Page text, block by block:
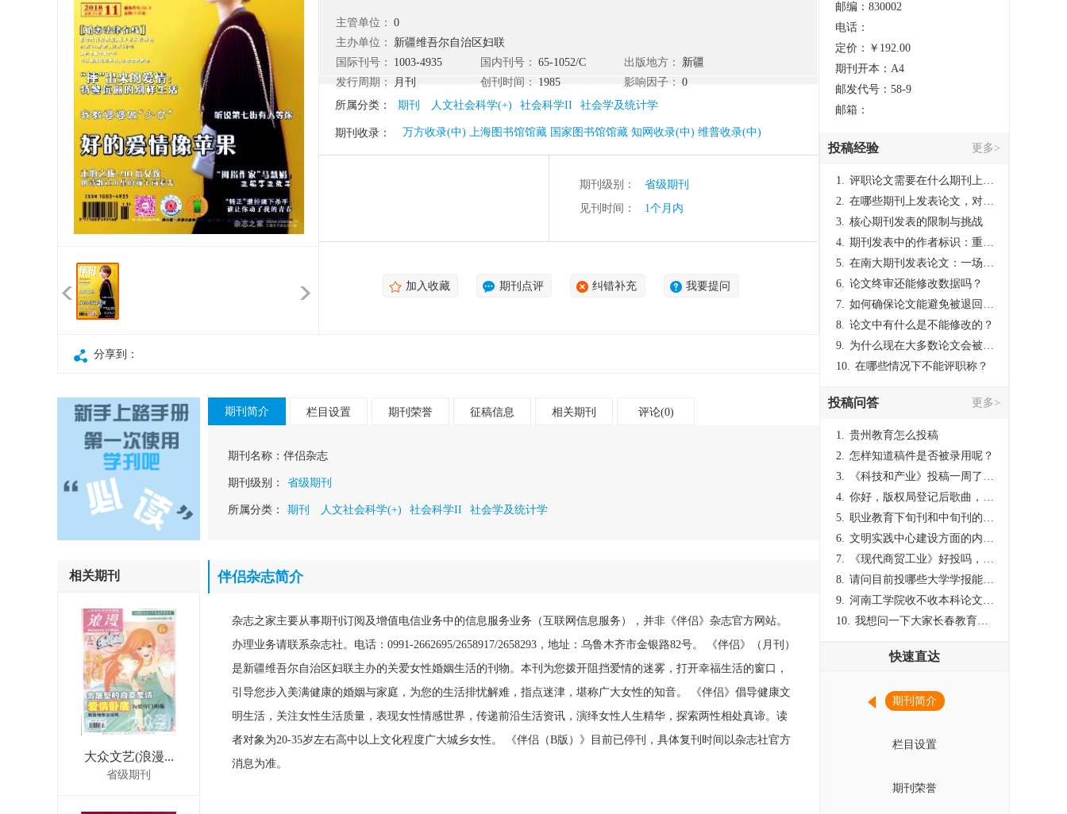
刊物。本刊为您拨开阻挡爱情的迷雾，打开幸福生活的窗口，引导您步入美满健康的婚姻与家
庭，为您的生活排忧解难，指点迷津，堪称广大女性的知音。 《伴侣》倡导健康文明生活，关
注女性生活质量，表现女性情感世界，传递前沿生活资讯，演绎女性人生精华，探索两性相处真
谛。读者对象为20-35岁左右高中以上文化程度广大城乡女性。 《伴侣（B版）》目前已停刊，
具体复刊时间以杂志社官方消息为准。
主管单位： 0
主办单位：
新疆维吾尔自治区妇联
国际刊号：
1003-4935 国内刊号： 65-1052/C 出版地方：
新疆
发行周期：
月刊 创刊时间： 1985 影响因子：
0
所属分类：
期刊 人文社会科学(+) 社会科学II 社会学及统计学
期刊收录： 万方收录(中) 上海图书馆馆藏 国家图书馆馆藏 知网收录(中) 维普收录(中)
期刊级别：
省级期刊
见刊时间：
1个月内
加入收藏 期刊点评 纠错补充 我要提问
分享到：
相关期刊
大众文艺(浪漫...
省级期刊
期刊简介 栏目设置 期刊荣誉 征稿信息 相关期刊 评论(0)
期刊名称： 伴侣杂志
期刊级别： 省级期刊
所属分类： 期刊 人文社会科学(+) 社会科学II 社会学及统计学
伴侣杂志简介
杂志之家主要从事期刊订阅及增值电信业务中的信息服务业务（互联网信息服务），并非《伴侣》杂志官方网站。
办理业务请联系杂志社。电话：0991-2662695/2658917/2658293，地址：乌鲁木齐市金银路82号。 《伴侣》（月刊）
是新疆维吾尔自治区妇联主办的关爱女性婚姻生活的刊物。本刊为您拨开阻挡爱情的迷雾，打开幸福生活的窗口，
引导您步入美满健康的婚姻与家庭，为您的生活排忧解难，指点迷津，堪称广大女性的知音。 《伴侣》倡导健康文
明生活，关注女性生活质量，表现女性情感世界，传递前沿生活资讯，演绎女性人生精华，探索两性相处真谛。读
者对象为20-35岁左右高中以上文化程度广大城乡女性。 《伴侣（B版）》目前已停刊，具体复刊时间以杂志社官方
消息为准。
邮编：830002
电话：
定价：￥192.00
期刊开本：A4
邮发代号：58-9
邮箱：
投稿经验 更多>
1. 评职论文需要在什么期刊上发表？
2. 在哪些期刊上发表论文，对考研有优势？
3. 核心期刊发表的限制与挑战
4. 期刊发表中的作者标识：重要性与实践
5. 在南大期刊发表论文：一场知识探索与学术成就的旅程
6. 论文终审还能修改数据吗？
7. 如何确保论文能避免被退回：关键条件与策略
8. 论文中有什么是不能修改的？
9. 为什么现在大多数论文会被评判为AI撰写？（深度剖析查重机制下的困境与出路）
10. 在哪些情况下不能评职称？
投稿问答 更多>
1. 贵州教育怎么投稿
2. 怎样知道稿件是否被录用呢？
3.
《科技和产业》投稿一周了仍是“已发回执”状态，这是什么意思？什么时候外审？
4. 你好，版权局登记后歌曲，这里能否发表
5. 职业教育下旬刊和中旬刊的国内刊号一样，他们有什么区别，两本刊物都是真的吗？
6. 文明实践中心建设方面的内容适合那种期刊
7.
《现代商贸工业》好投吗，版面费多少？
8. 请问目前投哪些大学学报能较快出刊啊
9. 河南工学院收不收本科论文呀？
10. 我想问一下大家长春教育学院学报是本科学报吗？
快速直达
期刊简介
栏目设置
期刊荣誉